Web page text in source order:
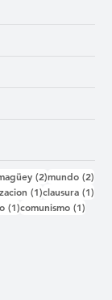
(2)2 entradas
mundo (2)
(1)1 entrada
clausura (1)
(1)1 entrada
comunismo (1)